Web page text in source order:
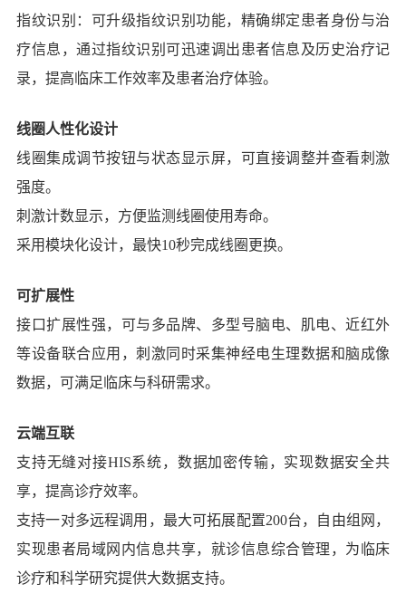
指纹识别：可升级指纹识别功能，精确绑定患者身份与治
疗信息，通过指纹识别可迅速调出患者信息及历史治疗记
录，提高临床工作效率及患者治疗体验。
线圈人性化设计
线圈集成调节按钮与状态显示屏，可直接调整并查看刺激
强度。
刺激计数显示，方便监测线圈使用寿命。
采用模块化设计，最快10秒完成线圈更换。
可扩展性
接口扩展性强，可与多品牌、多型号脑电、肌电、近红外
等设备联合应用，刺激同时采集神经电生理数据和脑成像
数据，可满足临床与科研需求。
云端互联
支持无缝对接HIS系统，数据加密传输，实现数据安全共
享，提高诊疗效率。
支持一对多远程调用，最大可拓展配置200台，自由组网，
实现患者局域网内信息共享，就诊信息综合管理，为临床
诊疗和科学研究提供大数据支持。